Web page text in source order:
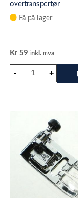
overtransportør
Få på lager
Kr 59 inkl. mva